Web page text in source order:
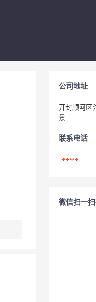
公司地址
开封顺河区
景
联系电话
****
微信扫一